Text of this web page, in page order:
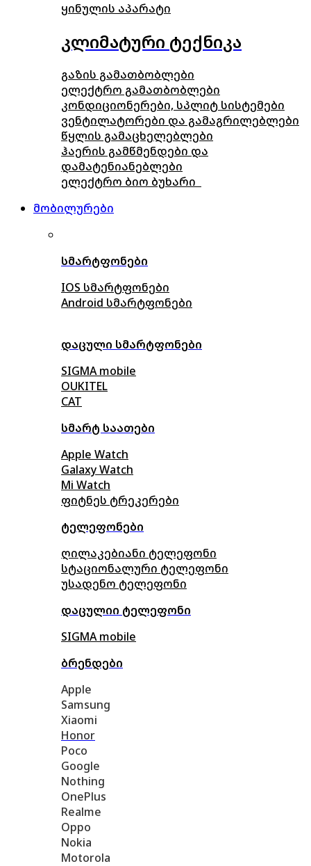
ყინულის აპარატი
კლიმატური ტექნიკა
გაზის გამათბობლები
ელექტრო გამათბობლები
კონდიციონერები, სპლიტ სისტემები
ვენტილატორები და გამაგრილებლები
წყლის გამაცხელებლები
ჰაერის გამწმენდები და
დამატენიანებლები
ელექტრო ბიო ბუხარი
მობილურები
სმარტფონები
IOS სმარტფონები
Android სმარტფონები
დაცული სმარტფონები
SIGMA mobile
OUKITEL
CAT
სმარტ საათები
Apple Watch
Galaxy Watch
Mi Watch
ფიტნეს ტრეკერები
ტელეფონები
ღილაკებიანი ტელეფონი
სტაციონალური ტელეფონი
უსადენო ტელეფონი
დაცულიი ტელეფონი
SIGMA mobile
ბრენდები
Apple
Samsung
Xiaomi
Honor
Poco
Google
Nothing
OnePlus
Realme
Oppo
Nokia
Motorola